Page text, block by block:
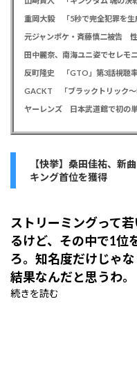
田中麗奈、南海ユニ姿でセレモ
反町隆史 「GTO」第3話視聴
GACKT 「ブラックトリック～
【快挙】桑田佳祐、新
キング首位を獲得
ストリーミングって
るけど、その中で1位
ろ。知名度だけじゃ
結果なんだと思うわ。
続きを読む